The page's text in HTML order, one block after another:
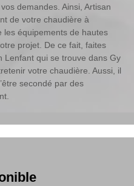
demandes. Ainsi, Artisan
de votre chaudière à
les équipements de hautes
projet. De ce fait, faites
Lenfant qui se trouve dans Gy
votre chaudière. Aussi, il
secondé par des